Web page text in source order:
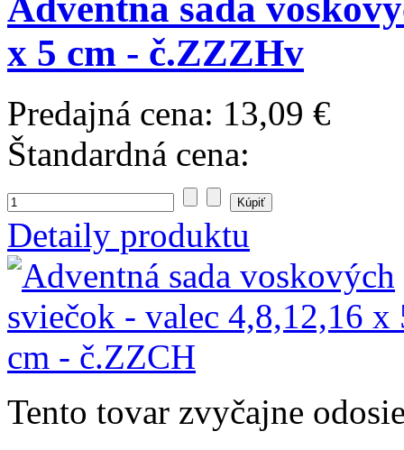
Adventná sada
x 5 cm - č.ZZZHv
Predajná cena: 13,09 €
Štandardná cena:
Detaily produktu
Tento tovar zvyčajne